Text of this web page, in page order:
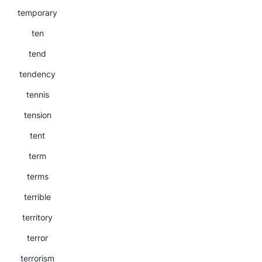
temporary
ten
tend
tendency
tennis
tension
tent
term
terms
terrible
territory
terror
terrorism